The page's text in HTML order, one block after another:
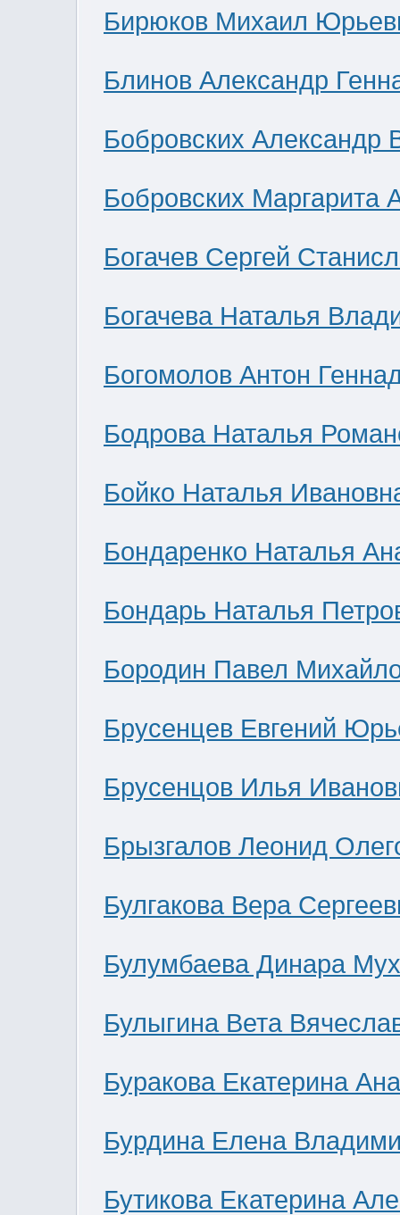
Бирюков Михаил
Блинов Александр
Бобровских Александр
Бобровских Маргарита
Богачев Сергей
Богачева Наталья
Богомолов Антон
Бодрова Наталья
Бойко Наталья
Бондаренко Наталья
Бондарь Наталья
Бородин Павел
Брусенцев Евгений
Брусенцов Илья
Брызгалов Леонид
Булгакова Вера
Булумбаева Динара
Булыгина Вета
Буракова Екатерина
Бурдина Елена
Бутикова Екатерина